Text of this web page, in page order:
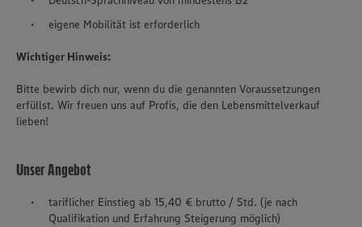
eigene Mobilität ist erforderlich
Wichtiger Hinweis:
Bitte bewirb dich nur, wenn du die genannten Voraussetzungen
erfüllst. Wir freuen uns auf Profis, die den Lebensmittelverkauf
lieben!
Unser Angebot
tariflicher Einstieg ab 15,40 € brutto / Std. (je nach
Qualifikation und Erfahrung Steigerung möglich)